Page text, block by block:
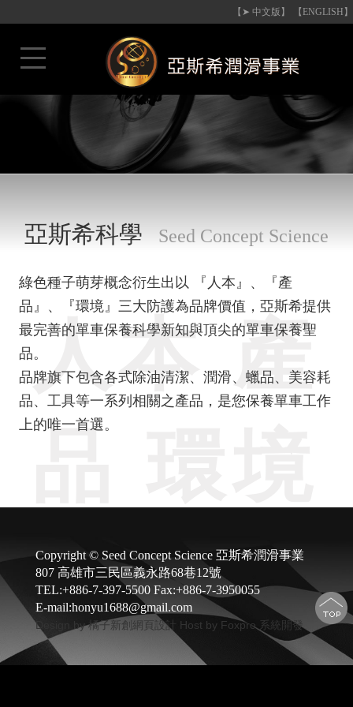
【➤ 中文版】 【ENGLISH】
人本 產
亞斯希科學 Seed Concept Science
綠色種子萌芽概念衍生出以 『人本』、『產
品』、『環境』三大防護為品牌價值，亞斯希提供
最完善的單車保養科學新知與頂尖的單車保養聖
品。
品牌旗下包含各式除油清潔、潤滑、蠟品、美容耗
品、工具等一系列相關之產品，是您保養單車工作
上的唯一首選。
Copyright © Seed Concept Science 亞斯希潤滑事業
807 高雄市三民區義永路68巷12號
TEL:+886-7-397-5500 Fax:+886-7-3950055
E-mail:honyu1688@gmail.com
Design by 橘子新創網頁設計 Host by Foxpro 系統開發